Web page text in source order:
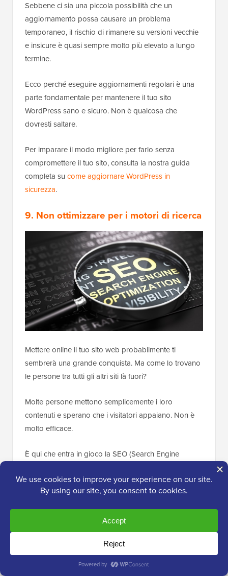
Sebbene ci sia una piccola possibilità che un
aggiornamento possa causare un problema
temporaneo, il rischio di rimanere su versioni vecchie
e insicure è quasi sempre molto più elevato a lungo
termine.
Ecco perché eseguire aggiornamenti regolari è una
parte fondamentale per mantenere il tuo sito
WordPress sano e sicuro. Non è qualcosa che
dovresti saltare.
Per imparare il modo migliore per farlo senza
compromettere il tuo sito, consulta la nostra guida
completa su come aggiornare WordPress in
sicurezza.
9. Non ottimizzare per i motori di ricerca
Mettere online il tuo sito web probabilmente ti
sembrerà una grande conquista. Ma come lo trovano
le persone tra tutti gli altri siti là fuori?
Molte persone mettono semplicemente i loro
contenuti e sperano che i visitatori appaiano. Non è
molto efficace.
È qui che entra in gioco la SEO (Search Engine
facile da capire per i motori di ricerca come Google e
da posizionare più in alto nei loro risultati.
Questo è importante perché i motori di ricerca sono
solitamente la più grande fonte di traffico gratuito e
costante per la maggior parte dei siti web.